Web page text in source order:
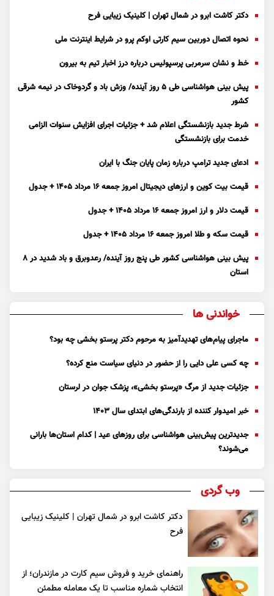
دکتر کاشت ابرو در شمال تهران | کلینیک زیبایی فرح
نحوه اتصال دوربین سیم کارتی اوکم پرو در شرایط اینترنت ملی
خط و نشان سرمربی پرسپولیس درباره درز اخبار تیم به بیرون
پیش بینی هواشناسی طی ۵ روز آینده/ وزش باد و گردوخاک در نیمه شرقی
کشور
شرط جدید بازنشستگی اعلام شد + جزئیات اجرای افزایش سنوات الزامی
خدمت برای بازنشستگی
ادعای جدید ترامپ درباره زمان پایان جنگ با ایران
قیمت بیت کوین و ارز‌های دیجیتال امروز جمعه ۱۶ مرداد ۱۴۰۵ + جدول
قیمت دلار و ارز امروز جمعه ۱۶ مرداد ۱۴۰۵ + جدول
قیمت سکه و طلا امروز جمعه ۱۶ مرداد ۱۴۰۵ + جدول
پیش بینی هواشناسی کشور طی پنج روز آینده/ رعدوبرق و باد شدید در ۸
استان
خواندنی ها
ماجرای پیام‌های تهدیدآمیز به مرحوم دکتر پرستو بخشی چه بود؟
چه کسی علی دایی را از حضور در دنیای سیاست منع کرده؟
جزئیات جدید از مرگ «پرستو بخشی»، پزشک جوان در لرستان
خبر امیدوار کننده از بارندگی‌های ابتدای سال ۱۴۰۳
جدیدترین پیش‌بینی هواشناسی برای روزهای عید | کدام استان‌ها بارانی
می‌شوند؟
وب گردی
دکتر کاشت ابرو در شمال تهران | کلینیک زیبایی
فرح
راهنمای خرید و فروش سیم کارت در مازندران؛ از
انتخاب شماره مناسب تا یک معامله مطمئن